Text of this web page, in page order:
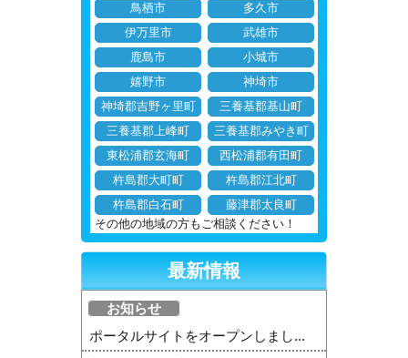
鳥栖市
多久市
伊万里市
武雄市
鹿島市
小城市
嬉野市
神埼市
神埼郡吉野ヶ里町
三養基郡基山町
三養基郡上峰町
三養基郡みやき町
東松浦郡玄海町
西松浦郡有田町
杵島郡大町町
杵島郡江北町
杵島郡白石町
藤津郡太良町
その他の地域の方もご相談ください！
最新情報
お知らせ
ポータルサイトをオープンしまし...